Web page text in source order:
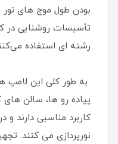
بودن طول موج‌ های نور
تأسیسات روشنایی در
رشته‌ ای استفاده
به طور کلی این لامپ
پیاده رو ها، سالن
کاربرد مناسبی دارند
نورپردازی می کنند.